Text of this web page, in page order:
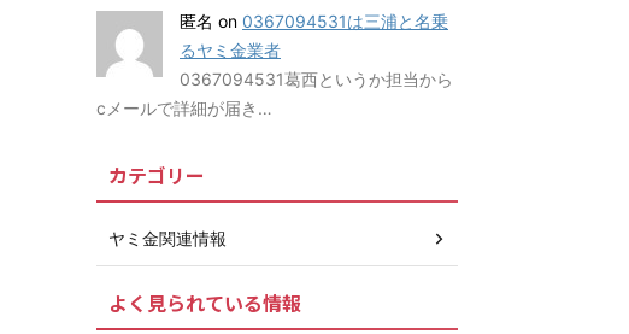
匿名 on 0367094531は三浦と名乗
るヤミ金業者
0367094531葛西というか担当から
cメールで詳細が届き…
カテゴリー
ヤミ金関連情報
よく見られている情報